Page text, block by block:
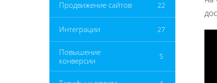
Продвижение сайтов 22
Интеграции 27
Повышение
конверсии
5